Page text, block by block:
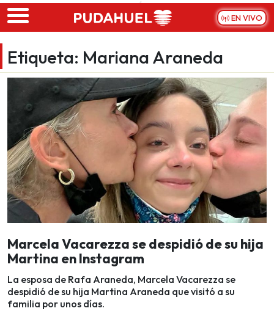
Skip to main content
EN VIVO
Etiqueta: Mariana Araneda
Marcela Vacarezza se despidió de su hija
Martina en Instagram
La esposa de Rafa Araneda, Marcela Vacarezza se
despidió de su hija Martina Araneda que visitó a su
familia por unos días.